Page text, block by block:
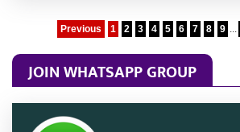
Previous 1 2 3 4 5 6 7 8 9 ...
JOIN WHATSAPP GROUP